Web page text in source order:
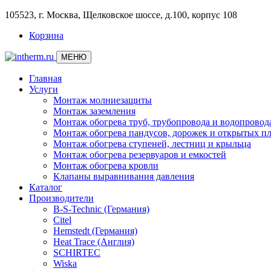
105523, г. Москва, Щелковское шоссе, д.100, корпус 108
Корзина
МЕНЮ
Главная
Услуги
Монтаж молниезащиты
Монтаж заземления
Монтаж обогрева труб, трубопровода и
Монтаж обогрева пандусов, дорожек и открытых
Монтаж обогрева ступеней, лестниц и крыльца
Монтаж обогрева резервуаров и емкостей
Монтаж обогрева кровли
Клапаны выравнивания давления
Каталог
Производители
B-S-Technic (Германия)
Citel
Hemstedt (Германия)
Heat Trace (Англия)
SCHIRTEC
Wiska